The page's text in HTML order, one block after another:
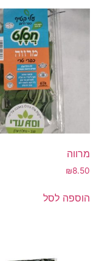
מרווה
₪8.50
הוספה לסל